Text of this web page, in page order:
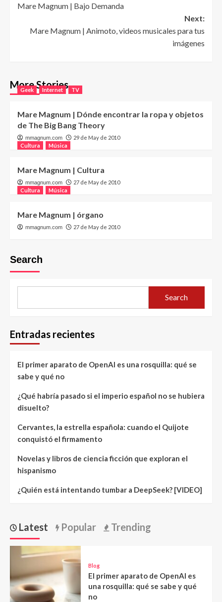
navigation
Mare Magnum | Bajo Demanda
Next:
Mare Magnum | Animoto, videos musicales para tus
imágenes
More Stories
Geek Internet TV
Mare Magnum | Dónde encontrar la ropa y objetos
de The Big Bang Theory
mmagnum.com
29 de May de 2010
Cultura
Música
Mare Magnum | Cultura
mmagnum.com
27 de May de 2010
Cultura
Música
Mare Magnum | órgano
mmagnum.com 27 de May de 2010
Search
Search
Entradas recientes
El primer aparato de OpenAI es una rosquilla: qué se
sabe y qué no
¿Qué habría pasado si el imperio español no se hubiera
disuelto?
Cervantes, la estrella española: cuando el Quijote
conquistó el firmamento
Novelas y libros de ciencia ficción que exploran el
hispanismo
¿Quién está intentando tumbar a DeepSeek? [VIDEO]
Latest Popular Trending
Blog
El primer aparato de OpenAI es
una rosquilla: qué se sabe y qué
no